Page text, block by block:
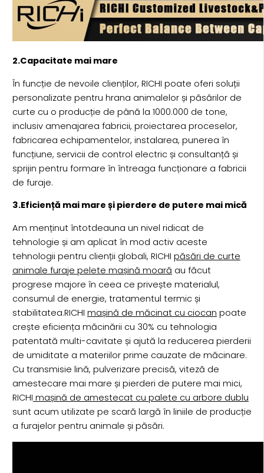
2.Capacitate mai mare
În funcție de nevoile clienților, RICHI poate oferi soluții
personalizate pentru hrana animalelor și păsărilor de
curte cu o producție de până la 1000.000 de tone,
inclusiv amenajarea fabricii, proiectarea proceselor,
fabricarea echipamentelor, instalarea, punerea în
funcțiune, servicii de control electric și consultanță și
sprijin pentru formare în întreaga funcționare a fabricii
de furaje.
3.Eficiență mai mare și pierdere de putere mai mică
Am menținut întotdeauna un nivel ridicat de
tehnologie și am aplicat în mod activ aceste
tehnologii pentru clienții globali, RICHI păsări de curte
animale furaje pelete mașină moară au făcut
progrese majore în ceea ce privește materialul,
consumul de energie, tratamentul termic și
stabilitatea.RICHI mașină de măcinat cu ciocan poate
crește eficiența măcinării cu 30% cu tehnologia
patentată multi-cavitate și ajută la reducerea pierderii
de umiditate a materiilor prime cauzate de măcinare.
Cu transmisie lină, pulverizare precisă, viteză de
amestecare mai mare și pierderi de putere mai mici,
RICHI mașină de amestecat cu palete cu arbore dublu
sunt acum utilizate pe scară largă în liniile de producție
a furajelor pentru animale și păsări.